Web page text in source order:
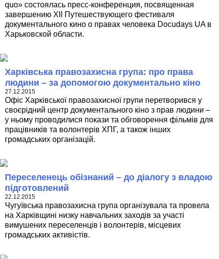
quo» состоялась пресс-конференция, посвященная
завершению XII Путешествующего фестиваля
документального кино о правах человека Docudays UA в
Харьковской области.
Харківська правозахисна група: про права
людини – за допомогою документально кіно
27.12.2015
Офіс Харківської правозахисної групи перетворився у
своєрідний центр документального кіно з прав людини –
у ньому проводилися покази та обговорення фільмів для
працівників та волонтерів ХПГ, а також інших
громадських організацій.
Переселенець обізнаний – до діалогу з владою
підготовлений
22.12.2015
Чугуївська правозахисна група організувала та провела
на Харківщині низку навчальних заходів за участі
вимушених переселенців і волонтерів, місцевих
громадських активістів.